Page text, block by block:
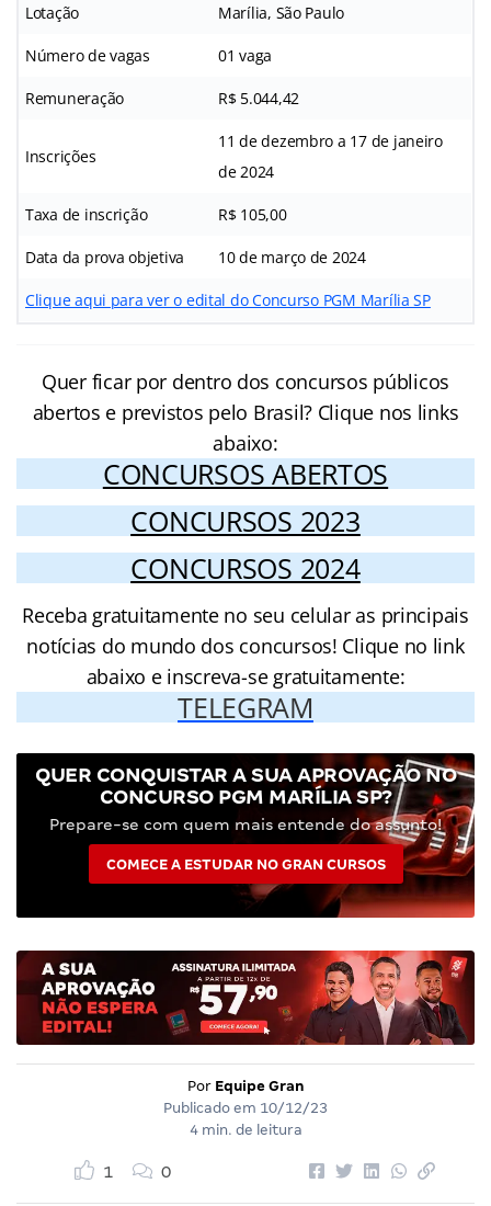
Lotação Marília, São Paulo
Número de vagas 01 vaga
Remuneração R$ 5.044,42
Inscrições
11 de dezembro a 17 de janeiro
de 2024
Taxa de inscrição R$ 105,00
Data da prova objetiva 10 de março de 2024
Clique aqui para ver o edital do Concurso PGM Marília SP
Quer ficar por dentro dos concursos públicos
abertos e previstos pelo Brasil? Clique nos links
abaixo:
CONCURSOS ABERTOS
CONCURSOS 2023
CONCURSOS 2024
Receba gratuitamente no seu celular as principais
notícias do mundo dos concursos! Clique no link
abaixo e inscreva-se gratuitamente:
TELEGRAM
QUER CONQUISTAR A SUA APROVAÇÃO NO
CONCURSO PGM MARÍLIA SP?
Prepare-se com quem mais entende do assunto!
COMECE A ESTUDAR NO GRAN CURSOS
Por Equipe Gran
Publicado em 10/12/23
4 min. de leitura
1 0